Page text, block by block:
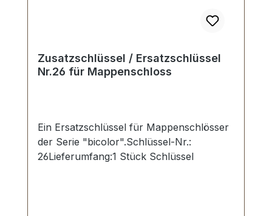
Zusatzschlüssel / Ersatzschlüssel
Nr.26 für Mappenschloss
Ein Ersatzschlüssel für Mappenschlösser
der Serie "bicolor".Schlüssel-Nr.:
26Lieferumfang:1 Stück Schlüssel